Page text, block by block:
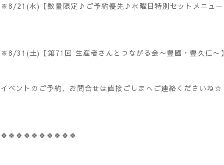
※8/21(水)【数量限定♪ご予約優先♪水曜日特別セットメニュ
※8/31(土)【第71回 生産者さんとつながる会〜豊國・豊久仁〜】
イベントのご予約、お問合せは直接ごしまへご連絡くださいね
🍀🍀🍀🍀🍀🍀🍀🍀🍀🍀